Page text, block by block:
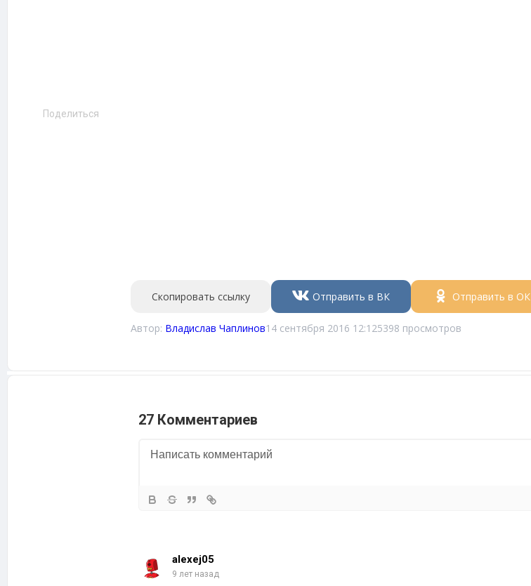
Поделиться
Скопировать ссылку Отправить в ВК Отправить в ОК
Автор: Владислав Чаплинов14 сентября 2016 12:125398 просмотров
27 Комментариев
alexej05
9 лет назад